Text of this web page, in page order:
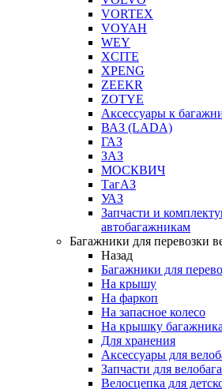
VORTEX
VOYAH
WEY
XCITE
XPENG
ZEEKR
ZOTYE
Аксессуары к
ВАЗ (LADA)
ГАЗ
ЗАЗ
МОСКВИЧ
ТагАЗ
УАЗ
Запчасти и
автобагажникам
Багажники для перевозки
Назад
Багажники для
На крышу
На фаркоп
На запасное колесо
На крышку багажника
Для хранения
Аксессуары для
Запчасти для
Велосцепка для